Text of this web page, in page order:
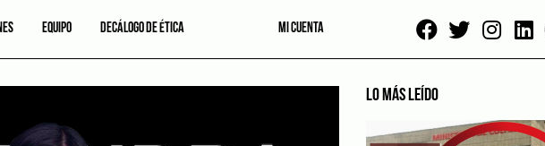
EQUIPO DECÁLOGO DE ÉTICA MI CUENTA
LO MÁS LEÍDO